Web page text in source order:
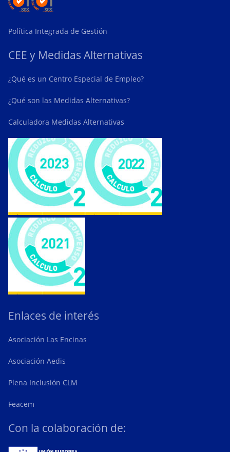
Política Integrada de Gestión
CEE y Medidas Alternativas
¿Qué es un Centro Especial de Empleo?
¿Qué son las Medidas Alternativas?
Calculadora Medidas Alternativas
Enlaces de interés
Asociación Las Encinas
Asociación Aedis
Plena Inclusión CLM
Feacem
Con la colaboración de: